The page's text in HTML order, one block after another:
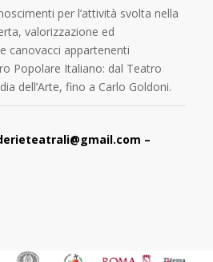
per l’attività svolta nella
valorizzazione ed
canovacci appartenenti
Popolare Italiano: dal Teatro
dell’Arte, fino a Carlo Goldoni.
–